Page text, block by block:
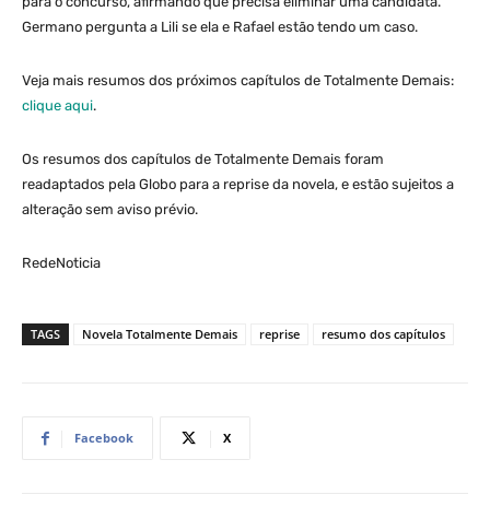
Germano pergunta a Lili se ela e Rafael estão tendo um caso.
Veja mais resumos dos próximos capítulos de Totalmente Demais:
clique aqui.
Os resumos dos capítulos de Totalmente Demais foram
readaptados pela Globo para a reprise da novela, e estão sujeitos a
alteração sem aviso prévio.
RedeNoticia
TAGS Novela Totalmente Demais reprise resumo dos capítulos
Facebook X